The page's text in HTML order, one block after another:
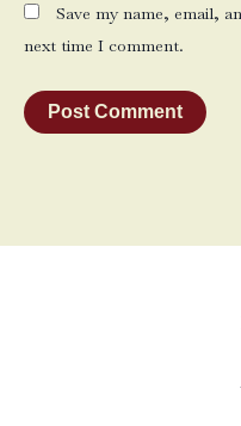
Save my name, email,
next time I comment.